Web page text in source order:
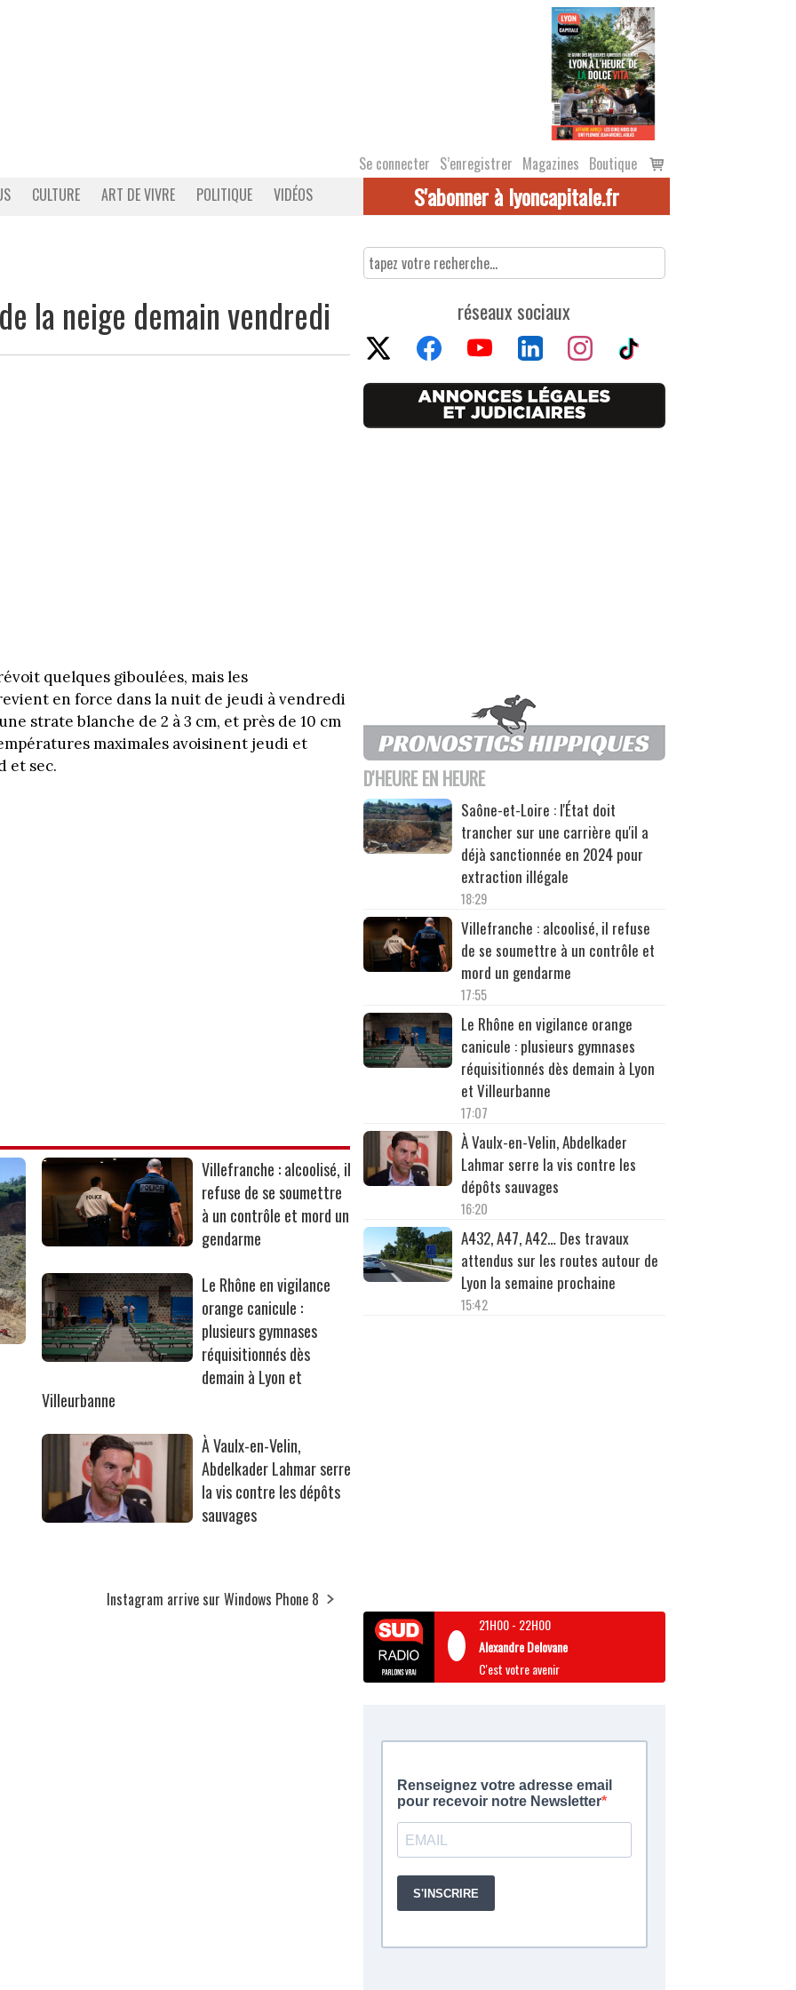
Se connecter S’enregistrer Magazines Boutique
Voir
le
CULTURE ART DE VIVRE POLITIQUE VIDÉOS S'abonner à lyoncapitale.fr
la neige demain vendredi
quelques giboulées, mais les
en force dans la nuit de jeudi à vendredi
strate blanche de 2 à 3 cm, et près de 10 cm
maximales avoisinent jeudi et
et sec.
Villefranche : alcoolisé, il
refuse de se soumettre
à un contrôle et mord un
gendarme
Le Rhône en vigilance
orange canicule :
plusieurs gymnases
réquisitionnés dès
demain à Lyon et
Villeurbanne
À Vaulx-en-Velin,
Abdelkader Lahmar serre
la vis contre les dépôts
sauvages
Instagram arrive sur Windows Phone 8
réseaux sociaux
D'HEURE EN HEURE
Saône-et-Loire : l'État doit
trancher sur une carrière qu'il a
déjà sanctionnée en 2024 pour
extraction illégale
18:29
Villefranche : alcoolisé, il refuse
de se soumettre à un contrôle et
mord un gendarme
17:55
Le Rhône en vigilance orange
canicule : plusieurs gymnases
réquisitionnés dès demain à Lyon
et Villeurbanne
17:07
À Vaulx-en-Velin, Abdelkader
Lahmar serre la vis contre les
dépôts sauvages
16:20
A432, A47, A42… Des travaux
attendus sur les routes autour de
Lyon la semaine prochaine
15:42
21H00- 22H00
Alexandre Delovane
C'est votre avenir